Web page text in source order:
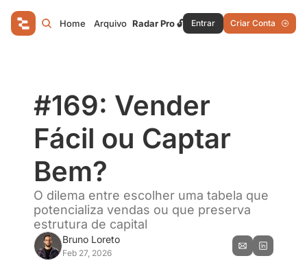
Home Arquivo Radar Pro 🔓 Entrar Criar Conta
#169: Vender
Fácil ou Captar
Bem?
O dilema entre escolher uma tabela que
potencializa vendas ou que preserva
estrutura de capital
Bruno Loreto
Feb 27, 2026